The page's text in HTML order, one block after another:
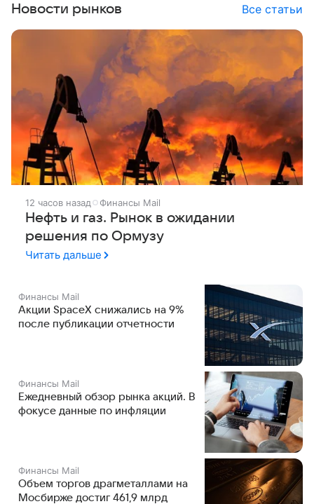
Новости рынков Все статьи
12 часов назад Финансы Mail
Нефть и газ. Рынок в ожидании
решения по Ормузу
Читать дальше
Финансы Mail
Акции SpaceX снижались на 9%
после публикации отчетности
Финансы Mail
Ежедневный обзор рынка акций. В
фокусе данные по инфляции
Финансы Mail
Объем торгов драгметаллами на
Мосбирже достиг 461,9 млрд